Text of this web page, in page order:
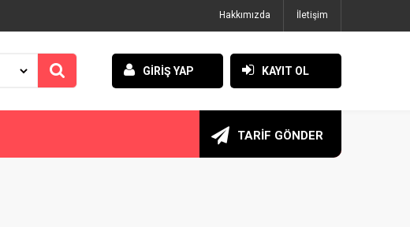
Hakkımızda İletişim
GİRİŞ YAP KAYIT OL
TARİF GÖNDER